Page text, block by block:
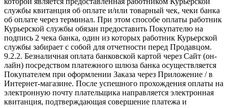
службы квитанция об оплате и/или товарный чек, чеки банка
об оплате через терминал. При этом способе оплаты работник
Курьерской службы обязан предоставить Покупателю на
подпись 2 чека банка, один из которых работник Курьерской
службы забирает с собой для отчетности перед Продавцом.
9.2.2. Безналичная оплата банковской картой через Сайт (он-
лайн) посредством платежного шлюза банка осуществляется
Покупателем при оформлении Заказа через Приложение / в
Интернет-магазине. После успешного прохождения оплаты на
электронную почту плательщика направляется электронная
квитанция, подтверждающая совершение платежа и